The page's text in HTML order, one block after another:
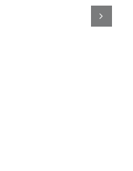
Ietekme